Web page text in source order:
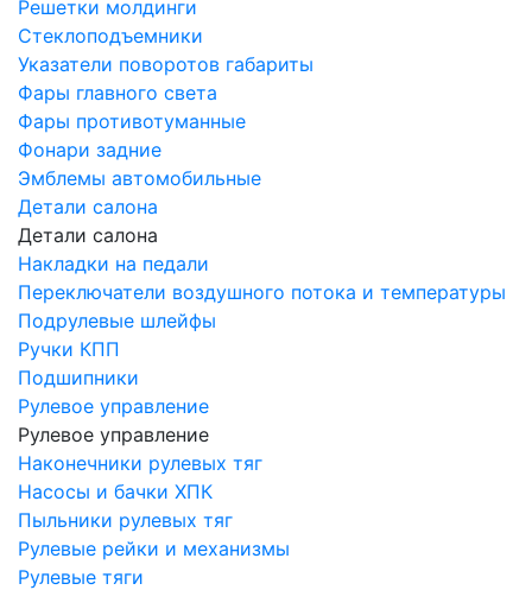
Решетки молдинги
Стеклоподъемники
Указатели поворотов габариты
Фары главного света
Фары противотуманные
Фонари задние
Эмблемы автомобильные
Детали салона
Детали салона
Накладки на педали
Переключатели воздушного потока и температуры
Подрулевые шлейфы
Ручки КПП
Подшипники
Рулевое управление
Рулевое управление
Наконечники рулевых тяг
Насосы и бачки ХПК
Пыльники рулевых тяг
Рулевые рейки и механизмы
Рулевые тяги